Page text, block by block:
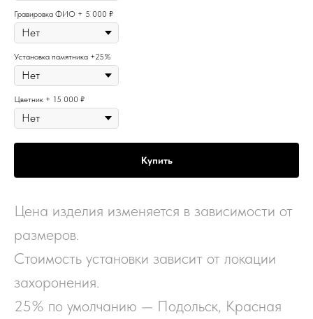
Гравировка ФИО + 5 000 ₽
Установка памятника +25%
Цветник + 15 000 ₽
Купить
Цена изделия изменяется в зависимости от
размеров.
Стоимость установки зависит от локации
захоронения.
25% по умолчанию — Подольск, Красная